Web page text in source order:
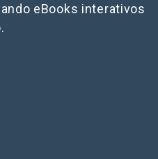
eBooks interativos